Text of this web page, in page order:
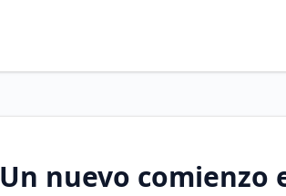
Un nuevo comienzo